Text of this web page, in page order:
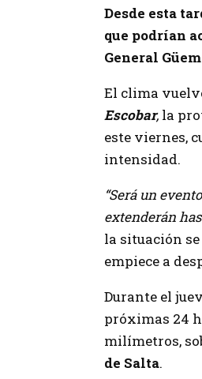
Desde esta
que podrían
General
El clima
Escobar, la
este viernes,
intensidad.
“Será un
extenderán
la situación
empiece a
Durante el
próximas 24
milímetros,
de Salta.